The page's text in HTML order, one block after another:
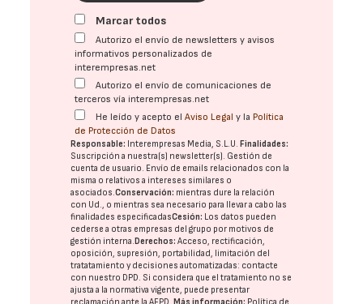
Marcar todos
Autorizo el envío de newsletters y avisos
informativos personalizados de
interempresas.net
Autorizo el envío de comunicaciones de
terceros vía interempresas.net
He leído y acepto elAviso Legal y la Política
de Protección de Datos
Responsable: Interempresas Media, S.L.U.Finalidades:
Suscripción a nuestra(s) newsletter(s). Gestión de
cuenta de usuario. Envío de emails relacionados con la
misma o relativos a intereses similares o
asociados.Conservación: mientras dure la relación
con Ud., o mientras sea necesario para llevar a cabo las
finalidades especificadasCesión: Los datos pueden
cederse a otras empresas del grupo por motivos de
gestión interna.Derechos: Acceso, rectificación,
oposición, supresión, portabilidad, limitación del
tratatamiento y decisiones automatizadas: contacte
con nuestro DPD . Si considera que el tratamiento no se
ajusta a la normativa vigente, puede presentar
reclamación ante laAEPD .Más información: Política de